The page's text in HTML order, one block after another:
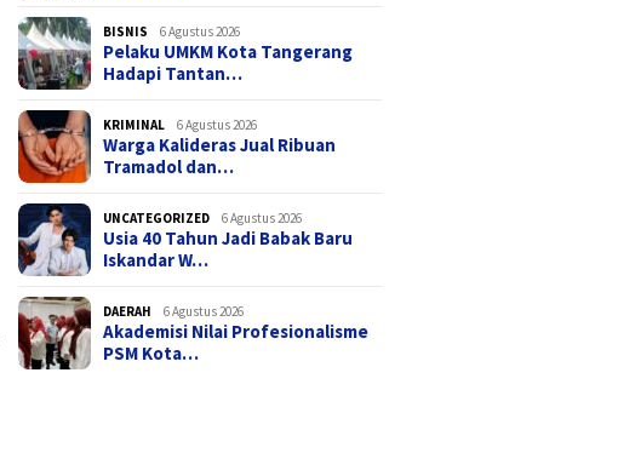
BISNIS 6 Agustus 2026
Pelaku UMKM Kota Tangerang
Hadapi Tantan…
KRIMINAL 6 Agustus 2026
Warga Kalideras Jual Ribuan
Tramadol dan…
UNCATEGORIZED 6 Agustus 2026
Usia 40 Tahun Jadi Babak Baru
Iskandar W…
DAERAH 6 Agustus 2026
Akademisi Nilai Profesionalisme
PSM Kota…